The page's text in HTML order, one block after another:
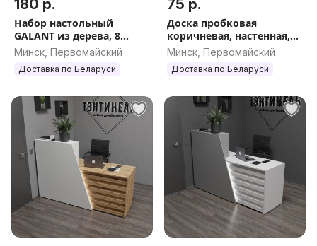
180 р.
Набор настольный
GALANT из дерева, 8
предметов, цвет чёрное
дерево GALANT 238165
Минск, Первомайский
Доставка по Беларуси
75 р.
Доска пробковая
коричневая, настенная,
900*1200 мм,
алюминиевая рама, DELI
39054
Минск, Первомайский
Доставка по Беларуси